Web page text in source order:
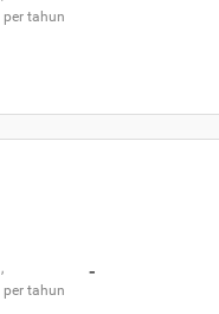
tahun
tahun
-